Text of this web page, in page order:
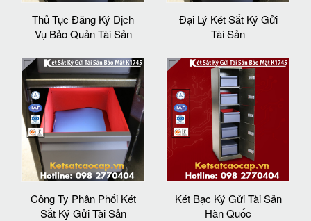
Thủ Tục Đăng Ký Dịch
Vụ Bảo Quản Tài Sản
Đại Lý Két Sắt Ký Gửi
Tài Sản
Công Ty Phân Phối Két
Sắt Ký Gửi Tài Sản
Két Bạc Ký Gửi Tài Sản
Hàn Quốc